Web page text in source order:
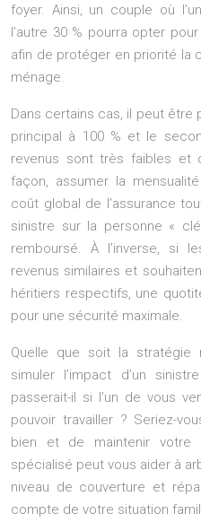
foyer. Ainsi, un couple où
l’autre 30 % pourra opter
afin de protéger en priorité la
ménage.
Dans certains cas, il peut être
principal à 100 % et le
revenus sont très faibles et
façon, assumer la
coût global de l’assurance
sinistre sur la personne «
remboursé. À l’inverse, si
revenus similaires et
héritiers respectifs, une
pour une sécurité maximale.
Quelle que soit la
simuler l’impact d’un
passerait-il si l’un de vous
pouvoir travailler ? Seriez-
bien et de maintenir
spécialisé peut vous aider à
niveau de couverture et
compte de votre situation